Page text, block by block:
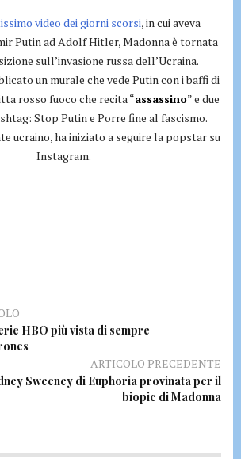
video dei giorni scorsi, in cui aveva
Putin ad Adolf Hitler, Madonna è tornata
sull’invasione russa dell’Ucraina.
un murale che vede Putin con i baffi di
rosso fuoco che recita “assassino” e due
Stop Putin e Porre fine al fascismo.
ucraino, ha iniziato a seguire la popstar su
Instagram.
HBO più vista di sempre
ARTICOLO PRECEDENTE
Sweeney di Euphoria provinata per il
biopic di Madonna